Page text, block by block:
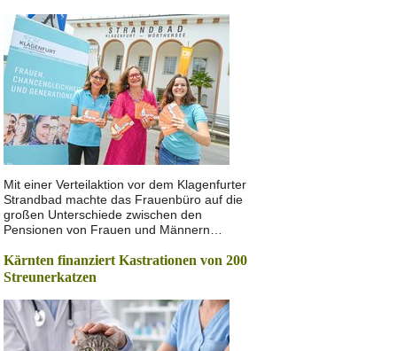
Mit einer Verteilaktion vor dem Klagenfurter
Strandbad machte das Frauenbüro auf die
großen Unterschiede zwischen den
Pensionen von Frauen und Männern…
Kärnten finanziert Kastrationen von 200
Streunerkatzen